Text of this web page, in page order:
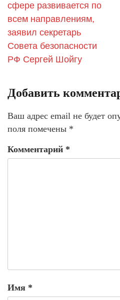
сфере развивается по
всем направлениям,
заявил секретарь
Совета безопасности
РФ Сергей Шойгу
Добавить
Ваш адрес email не будет
поля помечены *
Комментарий *
Имя *